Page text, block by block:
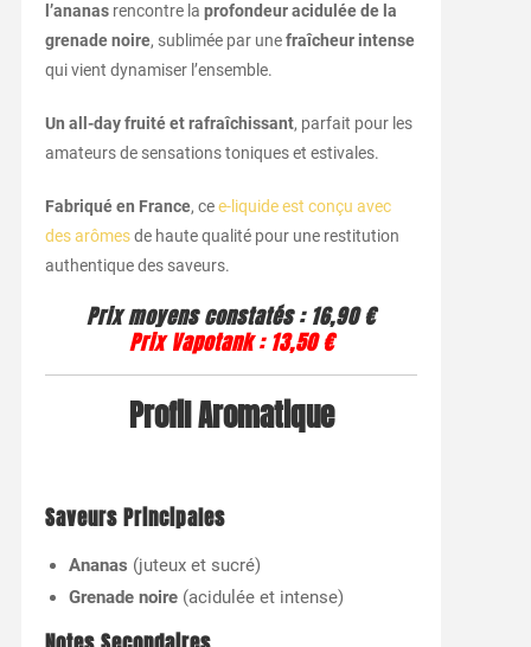
l’ananasrencontre la profondeur acidulée de la
grenade noire, sublimée par unefraîcheur intense
qui vient dynamiser l’ensemble.
Un all-day fruité et rafraîchissant, parfait pour les
amateurs de sensations toniques et estivales.
Fabriqué en France, cee-liquide est conçu avec
des arômesde haute qualité pour une restitution
authentique des saveurs.
Prix moyens constatés :16,90 €
Prix Vapotank :13,50 €
Profil Aromatique
Saveurs Principales
Ananas (juteux et sucré)
Grenade noire(acidulée et intense)